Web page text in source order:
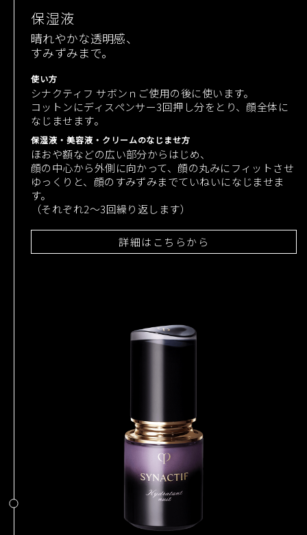
保湿液
晴れやかな透明感、
すみずみまで。
使い方
シナクティフ サボンｎご使用の後に使います。
コットンにディスペンサー3回押し分をとり、顔全体に
なじませます。
保湿液・美容液・クリームのなじませ方
ほおや額などの広い部分からはじめ、
顔の中心から外側に向かって、顔の丸みにフィットさせ
ゆっくりと、顔のすみずみまでていねいになじませま
す。
（それぞれ2～3回繰り返します）
詳細はこちらから